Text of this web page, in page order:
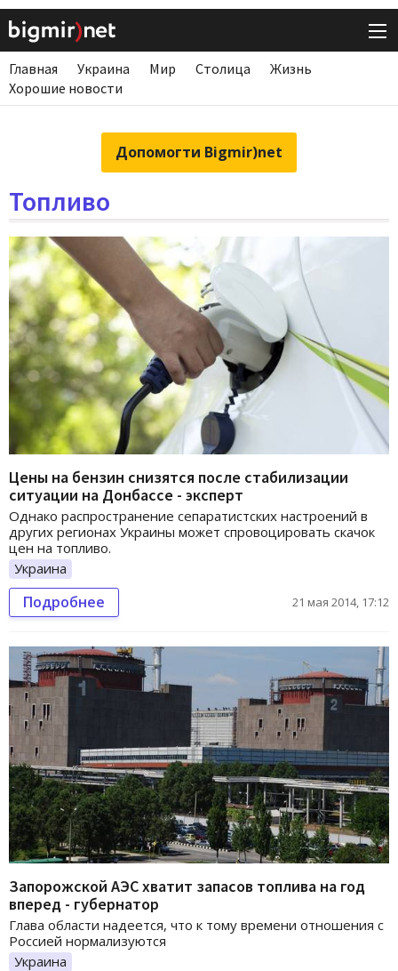
Главная Украина Мир Столица
Жизнь
Хорошие новости
Допомогти Bigmir)net
Топливо
Цены на бензин снизятся после стабилизации
ситуации на Донбассе - эксперт
Однако распространение сепаратистских настроений в
других регионах Украины может спровоцировать скачок
цен на топливо.
Украина
Подробнее 21 мая 2014, 17:12
Запорожской АЭС хватит запасов топлива на год
вперед - губернатор
Глава области надеется, что к тому времени отношения с
Россией нормализуются
Украина